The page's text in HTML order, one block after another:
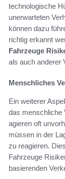
technologische
unerwarteten
können dazu
richtig erkannt
Fahrzeuge
als auch anderer
Menschliches
Ein weiterer
das menschliche
agieren oft
müssen in der
zu reagieren.
Fahrzeuge
basierenden